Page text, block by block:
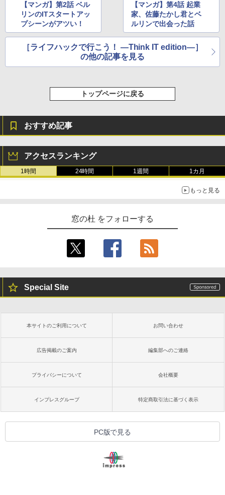
【マンガ】第2話 ベル
リンのITスタートアッ
プシーンがアツい！
【マンガ】第4話 起業
家、佐藤たかし君とベ
ルリンで出会った話
［ライフハックで行こう！ ―Think IT edition―］
の他の記事を見る
トップページに戻る
おすすめ記事
アクセスランキング
1時間 24時間 1週間 1カ月
もっと見る
窓の杜 をフォローする
Special Site
本サイトのご利用について お問い合わせ
広告掲載のご案内 編集部へのご連絡
プライバシーについて 会社概要
インプレスグループ 特定商取引法に基づく表示
PC版で見る